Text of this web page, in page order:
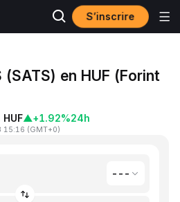
S’inscrire
to Forint hongrois(HUF)
en HUF (Forint
▲+1.92%24h
15:16 (GMT+0)
---